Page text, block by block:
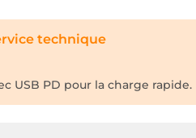
technique
USB PD pour la charge rapide.